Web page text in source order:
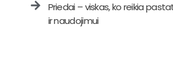
Priedai – viskas, ko reikia
ir naudojimui